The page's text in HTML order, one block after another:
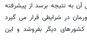
آن به نتیجه برسد از پیشرفته
در شرایطی قرار می گیرد
کشورهای دیگر بفروشد و این